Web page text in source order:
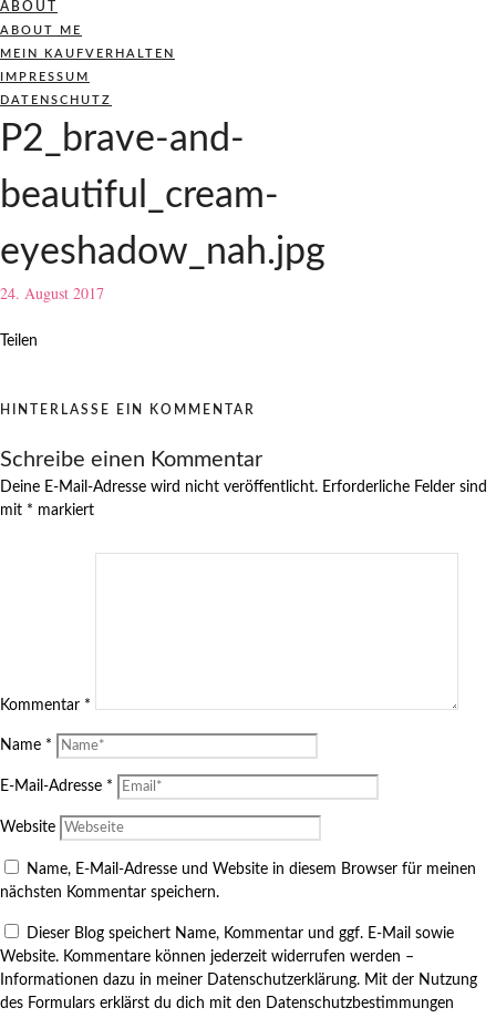
ABOUT
ABOUT ME
MEIN KAUFVERHALTEN
IMPRESSUM
DATENSCHUTZ
P2_brave-and-
beautiful_cream-
eyeshadow_nah.jpg
24. August 2017
Teilen
HINTERLASSE EIN KOMMENTAR
Schreibe einen Kommentar
Deine E-Mail-Adresse wird nicht veröffentlicht. Erforderliche Felder sind
mit * markiert
Kommentar *
Name *
E-Mail-Adresse *
Website
Name, E-Mail-Adresse und Website in diesem Browser für meinen
nächsten Kommentar speichern.
Dieser Blog speichert Name, Kommentar und ggf. E-Mail sowie
Website. Kommentare können jederzeit widerrufen werden –
Informationen dazu in meiner Datenschutzerklärung. Mit der Nutzung
des Formulars erklärst du dich mit den Datenschutzbestimmungen